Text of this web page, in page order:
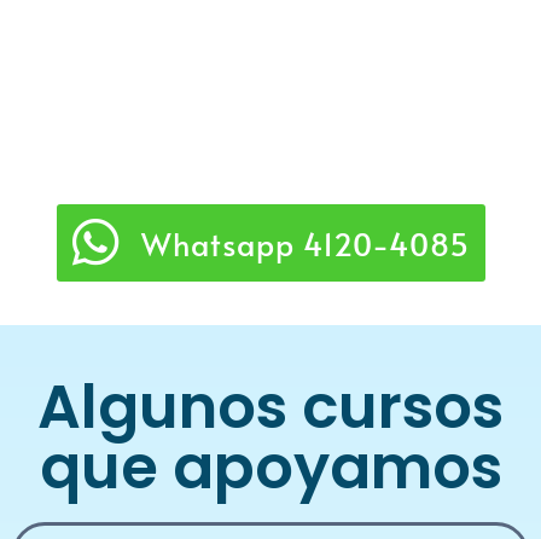
Whatsapp 4120-4085
Algunos cursos
que apoyamos